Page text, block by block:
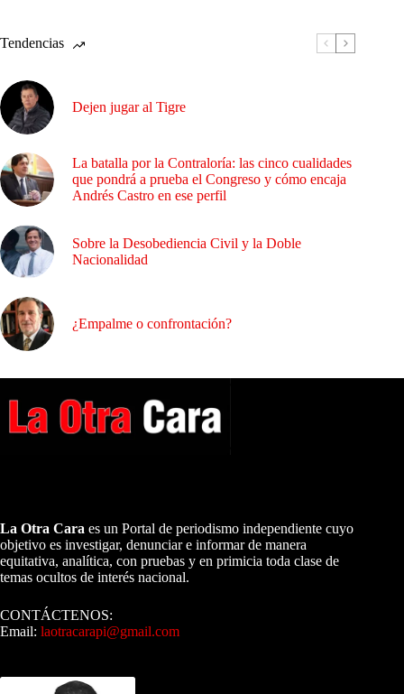
Tendencias
Dejen jugar al Tigre
La batalla por la Contraloría: las cinco cualidades
que pondrá a prueba el Congreso y cómo encaja
Andrés Castro en ese perfil
Sobre la Desobediencia Civil y la Doble
Nacionalidad
¿Empalme o confrontación?
La Otra Cara es un Portal de periodismo independiente cuyo
objetivo es investigar, denunciar e informar de manera
equitativa, analítica, con pruebas y en primicia toda clase de
temas ocultos de interés nacional.
CONTÁCTENOS:
Email: laotracarapi@gmail.com